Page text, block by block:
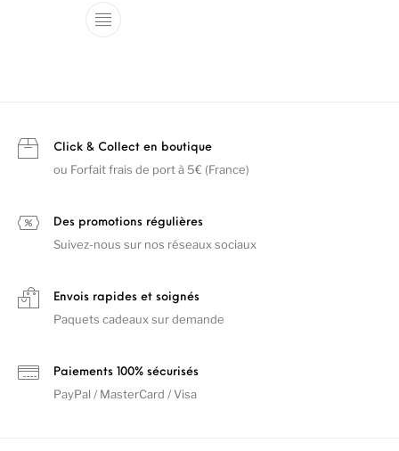
Ce produit a plusieurs variations. Les
Click & Collect en boutique
ou Forfait frais de port à 5€ (France)
Des promotions régulières
Suivez-nous sur nos réseaux sociaux
Envois rapides et soignés
Paquets cadeaux sur demande
Paiements 100% sécurisés
PayPal / MasterCard / Visa